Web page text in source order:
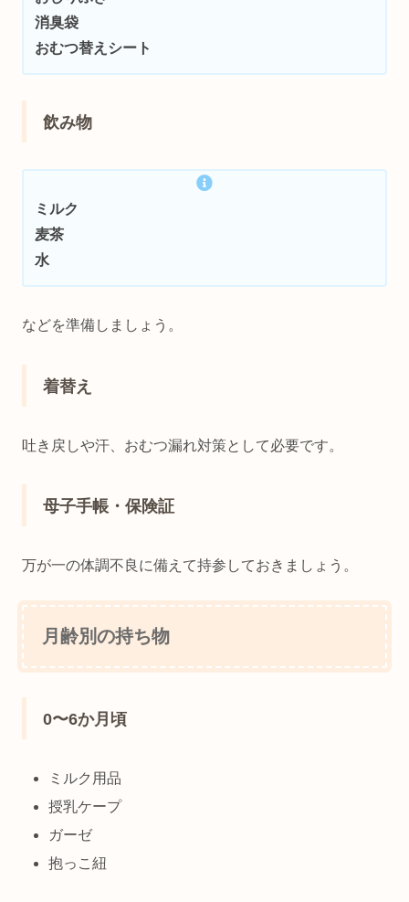
消臭袋
おむつ替えシート
飲み物
ミルク
麦茶
水
などを準備しましょう。
着替え
吐き戻しや汗、おむつ漏れ対策として必要です。
母子手帳・保険証
万が一の体調不良に備えて持参しておきましょう。
月齢別の持ち物
0〜6か月頃
ミルク用品
授乳ケープ
ガーゼ
抱っこ紐